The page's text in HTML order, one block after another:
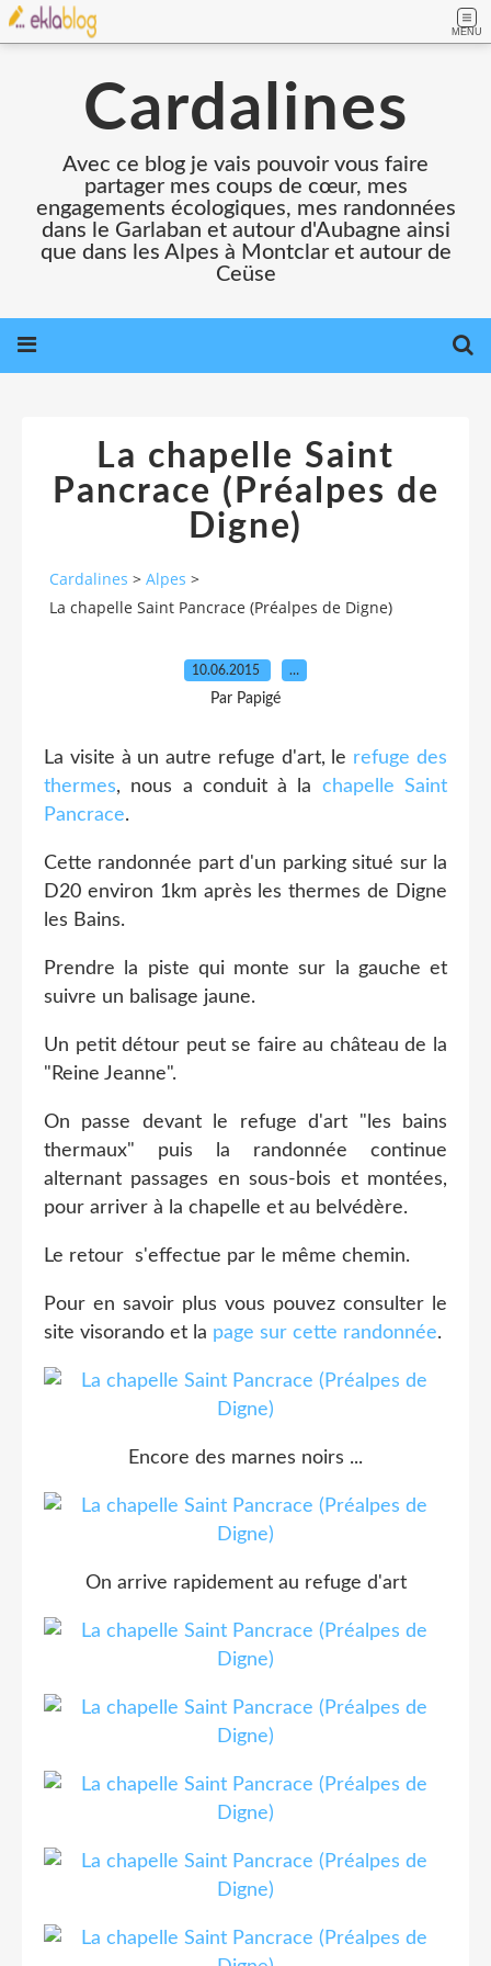
MENU
Cardalines
Avec ce blog je vais pouvoir vous faire
partager mes coups de cœur, mes
engagements écologiques, mes randonnées
dans le Garlaban et autour d'Aubagne ainsi
que dans les Alpes à Montclar et autour de
Ceüse
La chapelle Saint
Pancrace (Préalpes de
Digne)
Cardalines > Alpes >
La chapelle Saint Pancrace (Préalpes de Digne)
10.06.2015 …
Par Papigé
La visite à un autre refuge d'art, le refuge des
thermes, nous a conduit à la chapelle Saint
Pancrace.
Cette randonnée part d'un parking situé sur la
D20 environ 1km après les thermes de Digne
les Bains.
Prendre la piste qui monte sur la gauche et
suivre un balisage jaune.
Un petit détour peut se faire au château de la
"Reine Jeanne".
On passe devant le refuge d'art "les bains
thermaux" puis la randonnée continue
alternant passages en sous-bois et montées,
pour arriver à la chapelle et au belvédère.
Le retour s'effectue par le même chemin.
Pour en savoir plus vous pouvez consulter le
site visorando et la page sur cette randonnée.
Encore des marnes noirs ...
On arrive rapidement au refuge d'art